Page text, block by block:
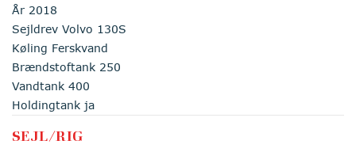
År 2018
Sejldrev Volvo 130S
Køling Ferskvand
Brændstoftank 250
Vandtank 400
Holdingtank ja
SEJL/RIG